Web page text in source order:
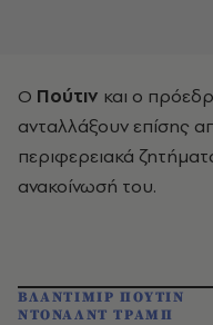
Ο Πούτιν και ο
ανταλλάξουν επίσης
περιφερειακά
ανακοίνωσή του.
ΒΛΑΝΤΙΜΙΡ ΠΟΥΤΙΝ
ΝΤΟΝΑΛΝΤ ΤΡΑΜΠ